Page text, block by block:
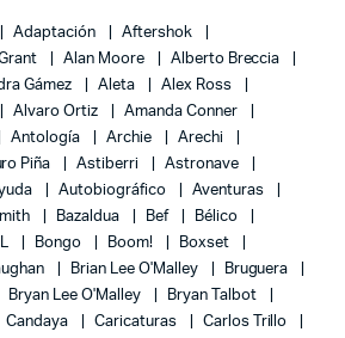
Adaptación
Aftershok
Alan Moore
Alberto Breccia
Gámez Aleta
Alex Ross
Alvaro Ortiz
Amanda Conner
Antología Archie
Arechi
Piña Astiberri
Astronave
Autobiográfico
Aventuras
Bazaldua Bef
Bélico
Bongo Boom!
Boxset
Brian Lee O'Malley
Bruguera
Bryan Lee O'Malley
Bryan Talbot
Candaya Caricaturas
Carlos Trillo